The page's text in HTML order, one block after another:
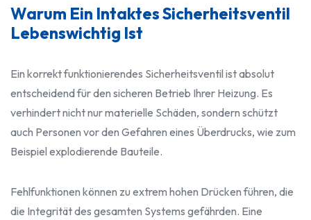
Warum Ein Intaktes Sicherheitsventil
Lebenswichtig Ist
Ein korrekt funktionierendes Sicherheitsventil ist absolut
entscheidend für den sicheren Betrieb Ihrer Heizung. Es
verhindert nicht nur materielle Schäden, sondern schützt
auch Personen vor den Gefahren eines Überdrucks, wie zum
Beispiel explodierende Bauteile.
Fehlfunktionen können zu extrem hohen Drücken führen, die
die Integrität des gesamten Systems gefährden. Eine